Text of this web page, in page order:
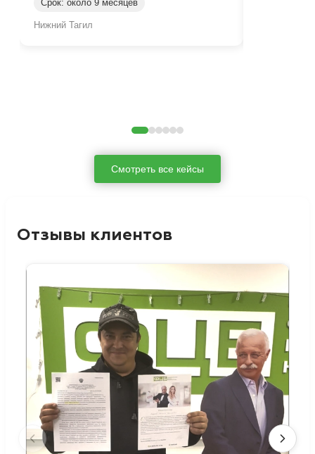
Срок: около 9 месяцев
Нижний Тагил
Смотреть все кейсы
Отзывы клиентов